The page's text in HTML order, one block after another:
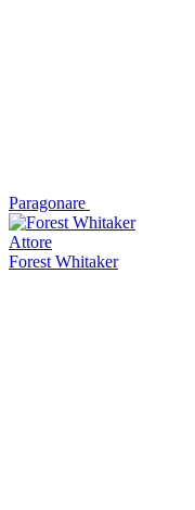
Paragonare
Attore
Forest Whitaker